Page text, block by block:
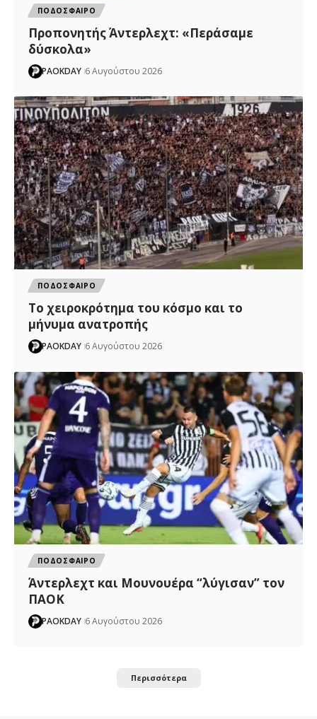
ΠΟΔΟΣΦΑΙΡΟ
Προπονητής Άντερλεχτ: «Περάσαμε
δύσκολα»
PAOKDAY 6 Αυγούστου 2026
ΠΟΔΟΣΦΑΙΡΟ
Το χειροκρότημα του κόσμο και το
μήνυμα ανατροπής
PAOKDAY 6 Αυγούστου 2026
ΠΟΔΟΣΦΑΙΡΟ
Άντερλεχτ και Μουνουέρα “λύγισαν” τον
ΠΑΟΚ
PAOKDAY 6 Αυγούστου 2026
Περισσότερα